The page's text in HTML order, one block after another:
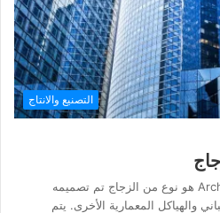
التصنيع والانتاج
الزجاج المعماري Architectural glass هو نوع من الزجاج تم تصميمه
والهياكل المعمارية الأخرى. يتم